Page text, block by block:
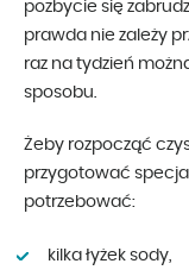
pozbycie się
prawda nie zależy
raz na tydzień
sposobu.
Żeby rozpocząć
przygotować
potrzebować:
kilka łyżek sody,